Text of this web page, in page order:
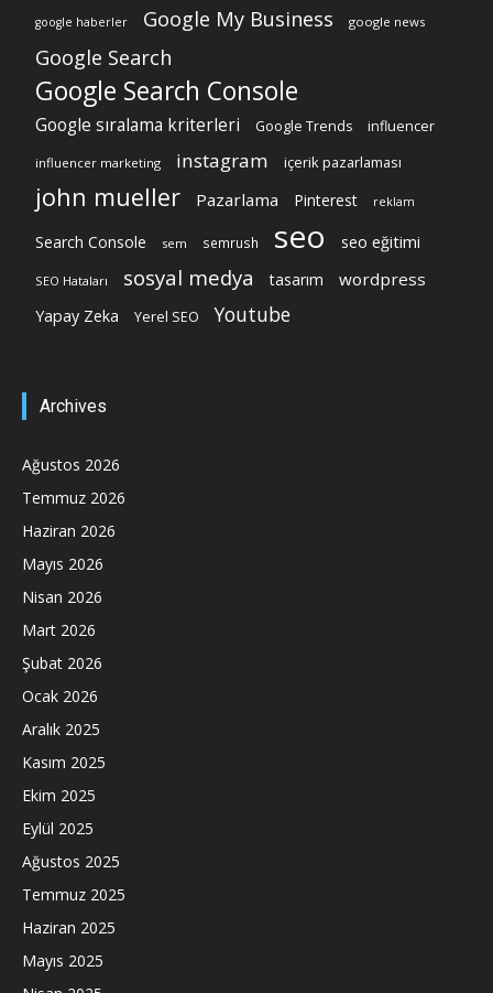
google haberler Google My Business google news
Google Search
Google Search Console
Google sıralama kriterleri Google Trends influencer
influencer marketing instagram içerik pazarlaması
john mueller Pazarlama Pinterest reklam
Search Console sem semrush seo seo eğitimi
SEO Hataları sosyal medya tasarım wordpress
Yapay Zeka Yerel SEO Youtube
Archives
Ağustos 2026
Temmuz 2026
Haziran 2026
Mayıs 2026
Nisan 2026
Mart 2026
Şubat 2026
Ocak 2026
Aralık 2025
Kasım 2025
Ekim 2025
Eylül 2025
Ağustos 2025
Temmuz 2025
Haziran 2025
Mayıs 2025